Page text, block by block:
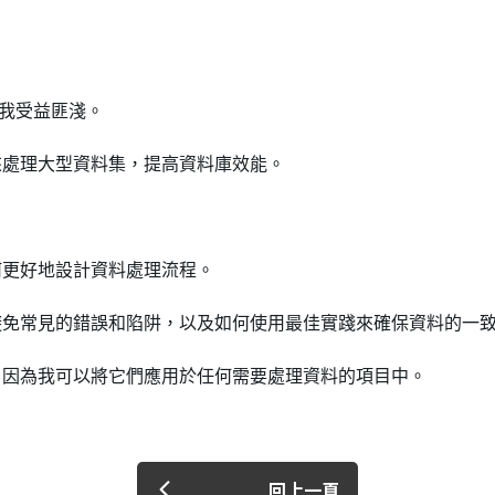
受益匪淺。
理大型資料集，提高資料庫效能。
好地設計資料處理流程。
常見的錯誤和陷阱，以及如何使用最佳實踐來確保資料的一
為我可以將它們應用於任何需要處理資料的項目中。
我 要 註 冊